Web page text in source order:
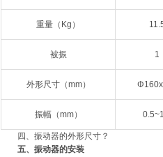
重量（Kg）
被振 1
外形尺寸（mm）
振幅（mm）
四、振动器的外形尺寸？
五、振动器的安装